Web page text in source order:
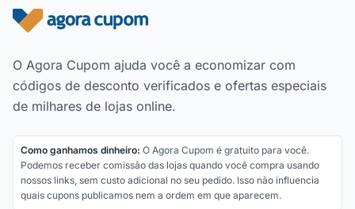
Rodapé do site
O Agora Cupom ajuda você a economizar com
códigos de desconto verificados e ofertas especiais
de milhares de lojas online.
Como ganhamos dinheiro: O Agora Cupom é gratuito para você.
Podemos receber comissão das lojas quando você compra usando
nossos links, sem custo adicional no seu pedido. Isso não influencia
quais cupons publicamos nem a ordem em que aparecem.